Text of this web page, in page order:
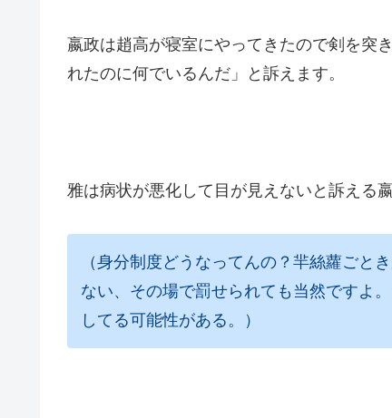
嬴政は趙高が寝室にやってきたので剣を突
れたのに何でいるんだ」と訴えます。
雅は病状が悪化して目が見えないと訴える
（身分制度どうなってんの？羋絲蘿ごと
ない、その場で罰せられても当然ですよ
してる可能性がある。）